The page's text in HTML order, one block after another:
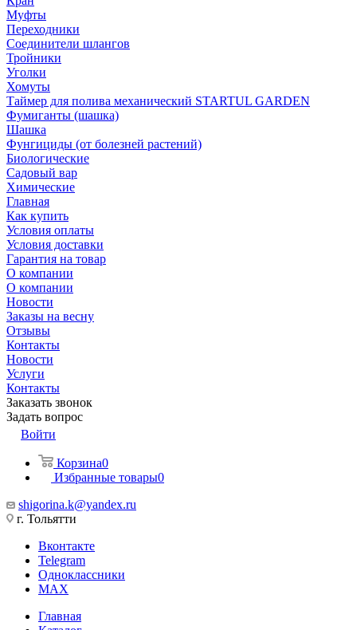
Муфты
Переходники
Соединители шлангов
Тройники
Уголки
Хомуты
Таймер для полива механический STARTUL GARDEN
Фумиганты (шашка)
Шашка
Фунгициды (от болезней растений)
Биологические
Садовый вар
Химические
Главная
Как купить
Условия оплаты
Условия доставки
Гарантия на товар
О компании
О компании
Новости
Заказы на весну
Отзывы
Контакты
Новости
Услуги
Контакты
Заказать звонок
Задать вопрос
Войти
Корзина0
Избранные товары0
shigorina.k@yandex.ru
г. Тольятти
Вконтакте
Telegram
Одноклассники
MAX
Главная